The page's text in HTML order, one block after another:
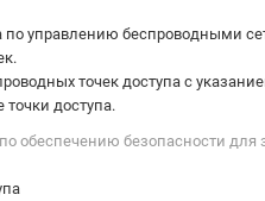
управлению беспроводными
точек доступа с
доступа.
обеспечению безопасности для